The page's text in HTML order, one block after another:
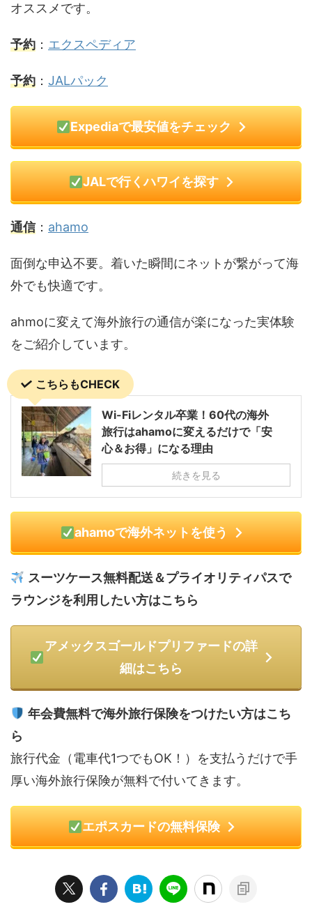
オススメです。
予約 ： エクスペディア
予約 ： JALパック
Expediaで最安値をチェック
JALで行くハワイを探す
通信： ahamo
面倒な申込不要。着いた瞬間にネットが繋がって海
外でも快適です。
ahmoに変えて海外旅行の通信が楽になった実体験
をご紹介しています。
こちらもCHECK
Wi-Fiレンタル卒業！60代の海外
旅行はahamoに変えるだけで「安
心＆お得」になる理由
続きを見る
ahamoで海外ネットを使う
スーツケース無料配送＆プライオリティパスで
ラウンジを利用したい方はこちら
アメックスゴールドプリファードの詳
細はこちら
年会費無料で海外旅行保険をつけたい方はこち
ら
旅行代金（電車代1つでもOK！）を支払うだけで手
厚い海外旅行保険が無料で付いてきます。
エポスカードの無料保険